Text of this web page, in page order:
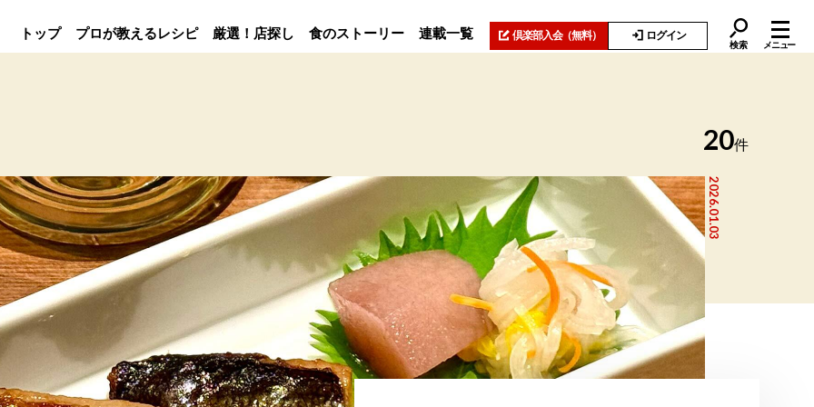
トップ プロが教えるレシピ 厳選！店探し 食のストーリー 連載一覧 倶楽部入会（無料） ログイン
検索 メニュー
20件
2026.01.03